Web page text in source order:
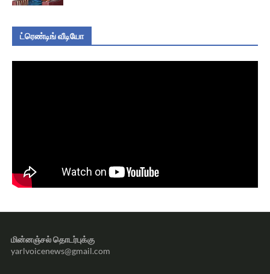
ட்ரெண்டிங் வீடியோ
மின்னஞ்சல் தொடர்புக்கு
yarlvoicenews@gmail.com